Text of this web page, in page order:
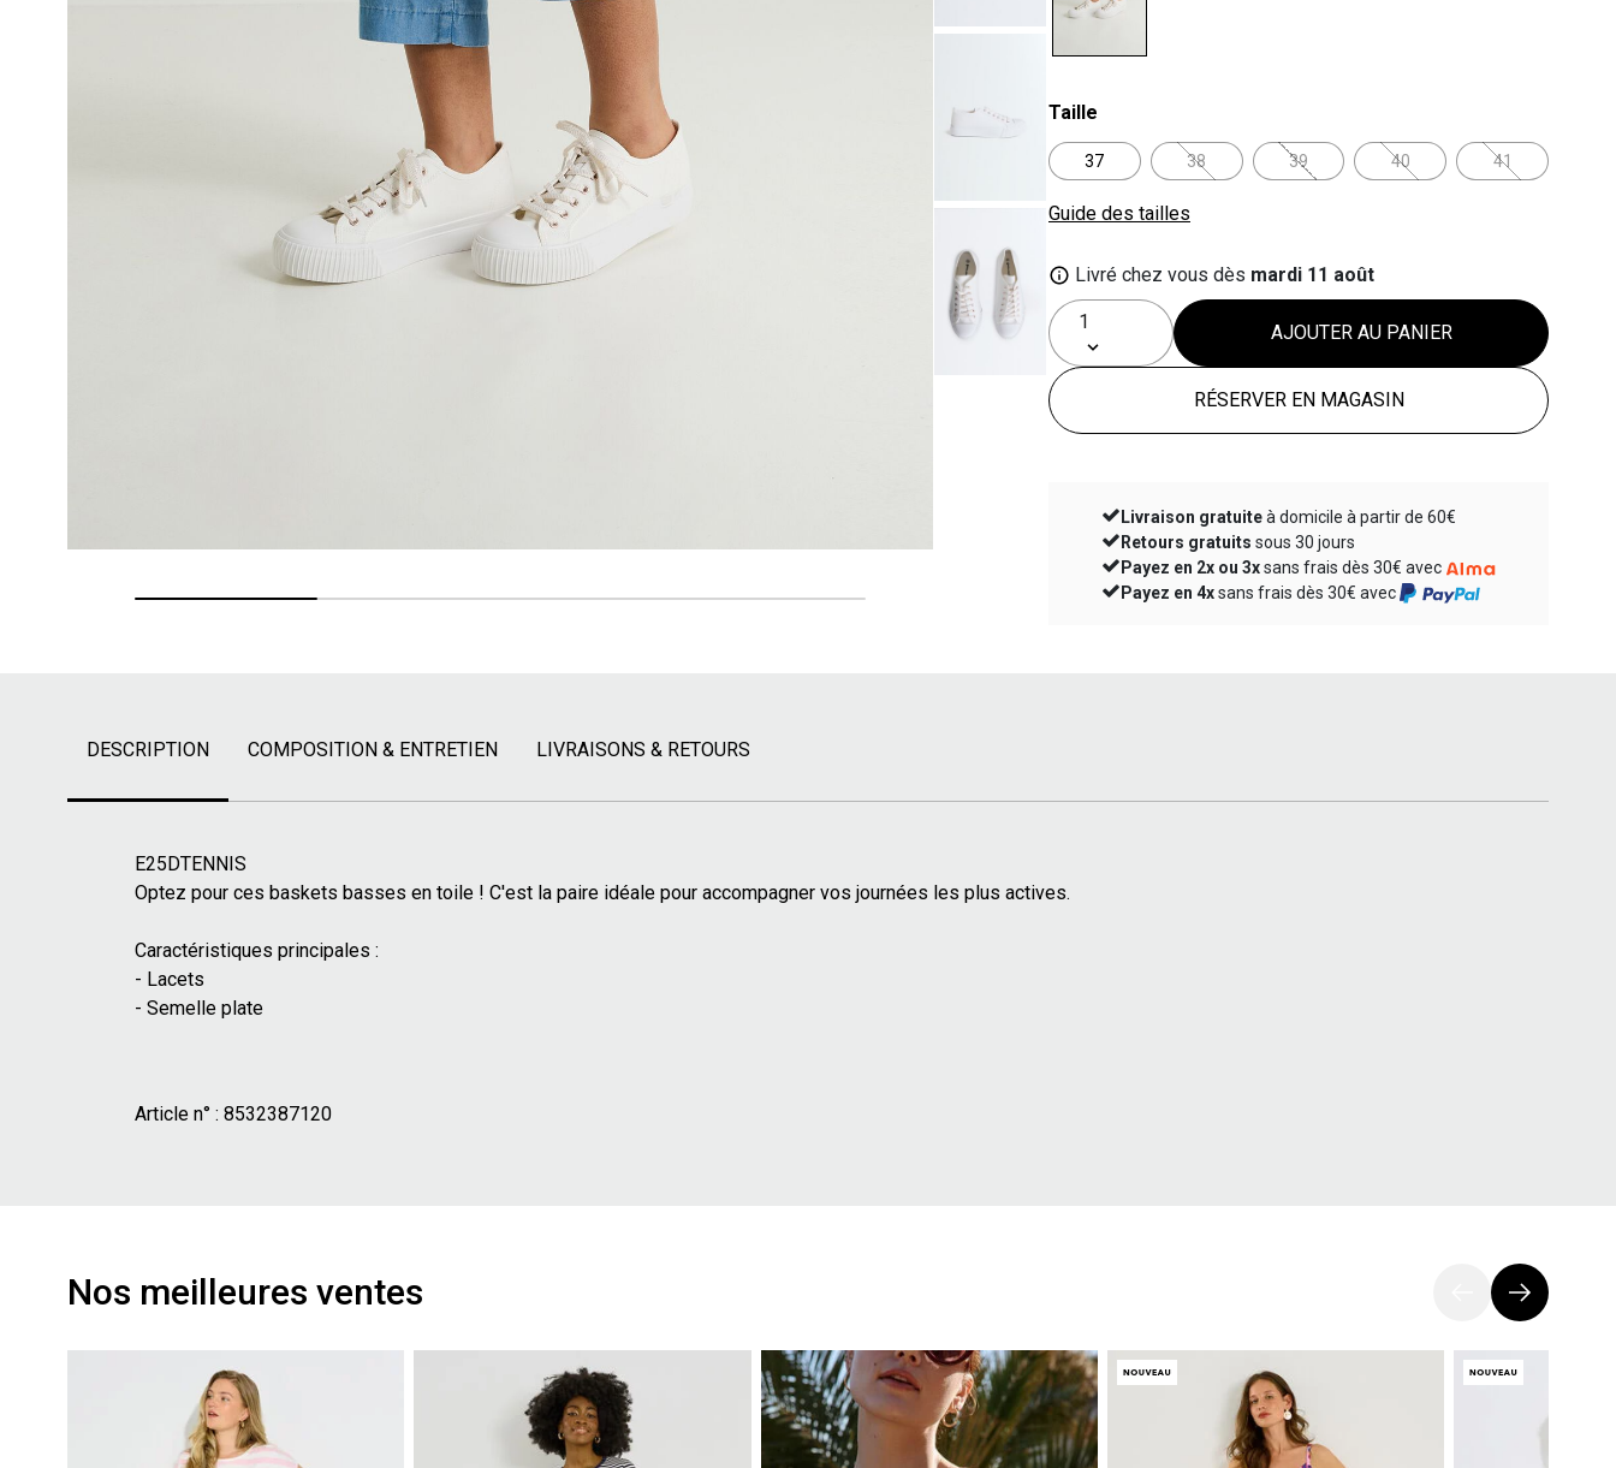
Taille
37 38 39 40 41
Guide des tailles
Livré chez vous dès mardi 11 août
AJOUTER AU PANIER
RÉSERVER EN MAGASIN
Livraison gratuite
à domicile à partir de 60€
Retours gratuits
sous 30 jours
Payez en 2x ou 3x
sans frais dès 30€ avec
Payez en 4x
sans frais dès 30€ avec
DESCRIPTION COMPOSITION & ENTRETIEN LIVRAISONS & RETOURS
E25DTENNIS
Optez pour ces baskets basses en toile ! C'est la paire idéale pour accompagner vos journées les plus actives.
Caractéristiques principales :
- Lacets
- Semelle plate
Article n° : 8532387120
Nos meilleures ventes